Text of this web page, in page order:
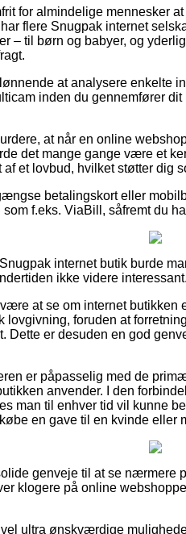
for almindelige mennesker
flere Snugpak internet
– til børn og babyer, og
at analysere enkelte
inden du gennemfører
at når en online
det mange gange være et
af et lovbud, hvilket støtter dig
betalingskort eller
f.eks. ViaBill, såfremt du
internet butik burde
ikke videre interessant.
at se om internet
lovgivning, foruden at
Dette er desuden en god
er påpasselig med de
anvender. I den
man til enhver tid vil kunne
en gave til en kvinde eller
genveje til at se
klogere på online
ultra ønskværdige